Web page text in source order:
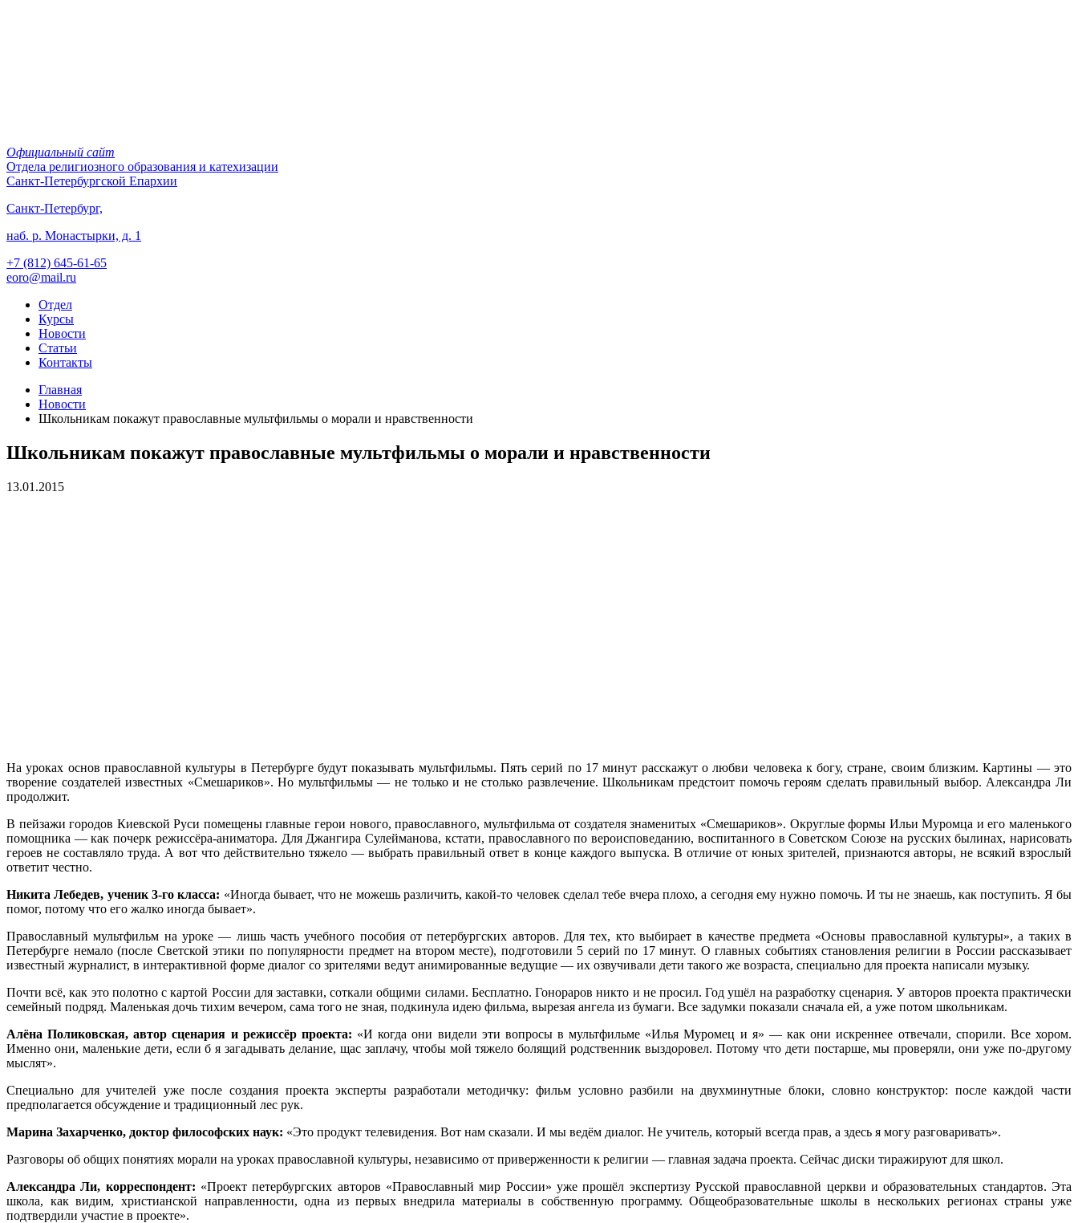
Официальный сайт
Отдела религиозного образования и катехизации
Санкт-Петербургской Епархии
Санкт-Петербург,
наб. р. Монастырки, д. 1
+7 (812) 645-61-65
eoro@mail.ru
Отдел
Курсы
Новости
Статьи
Контакты
Главная
Новости
Школьникам покажут православные мультфильмы о морали и нравственности
Школьникам покажут православные мультфильмы о морали и нравственности
13.01.2015
На уроках основ православной культуры в Петербурге будут показывать мультфильмы. Пять серий по 17 минут расскажут о любви человека к богу, стране, своим близким. Картины — это
творение создателей известных «Смешариков». Но мультфильмы — не только и не столько развлечение. Школьникам предстоит помочь героям сделать правильный выбор. Александра Ли
продолжит.
В пейзажи городов Киевской Руси помещены главные герои нового, православного, мультфильма от создателя знаменитых «Смешариков». Округлые формы Ильи Муромца и его маленького
помощника — как почерк режиссёра-аниматора. Для Джангира Сулейманова, кстати, православного по вероисповеданию, воспитанного в Советском Союзе на русских былинах, нарисовать
героев не составляло труда. А вот что действительно тяжело — выбрать правильный ответ в конце каждого выпуска. В отличие от юных зрителей, признаются авторы, не всякий взрослый
ответит честно.
Никита Лебедев, ученик 3-го класса: «Иногда бывает, что не можешь различить, какой-то человек сделал тебе вчера плохо, а сегодня ему нужно помочь. И ты не знаешь, как поступить. Я бы
помог, потому что его жалко иногда бывает».
Православный мультфильм на уроке — лишь часть учебного пособия от петербургских авторов. Для тех, кто выбирает в качестве предмета «Основы православной культуры», а таких в
Петербурге немало (после Светской этики по популярности предмет на втором месте), подготовили 5 серий по 17 минут. О главных событиях становления религии в России рассказывает
известный журналист, в интерактивной форме диалог со зрителями ведут анимированные ведущие — их озвучивали дети такого же возраста, специально для проекта написали музыку.
Почти всё, как это полотно с картой России для заставки, соткали общими силами. Бесплатно. Гонораров никто и не просил. Год ушёл на разработку сценария. У авторов проекта практически
семейный подряд. Маленькая дочь тихим вечером, сама того не зная, подкинула идею фильма, вырезая ангела из бумаги. Все задумки показали сначала ей, а уже потом школьникам.
Алёна Поликовская, автор сценария и режиссёр проекта: «И когда они видели эти вопросы в мультфильме «Илья Муромец и я» — как они искреннее отвечали, спорили. Все хором.
Именно они, маленькие дети, если б я загадывать делание, щас заплачу, чтобы мой тяжело болящий родственник выздоровел. Потому что дети постарше, мы проверяли, они уже по-другому
мыслят».
Специально для учителей уже после создания проекта эксперты разработали методичку: фильм условно разбили на двухминутные блоки, словно конструктор: после каждой части
предполагается обсуждение и традиционный лес рук.
Марина Захарченко, доктор философских наук: «Это продукт телевидения. Вот нам сказали. И мы ведём диалог. Не учитель, который всегда прав, а здесь я могу разговаривать».
Разговоры об общих понятиях морали на уроках православной культуры, независимо от приверженности к религии — главная задача проекта. Сейчас диски тиражируют для школ.
Александра Ли, корреспондент: «Проект петербургских авторов «Православный мир России» уже прошёл экспертизу Русской православной церкви и образовательных стандартов. Эта
школа, как видим, христианской направленности, одна из первых внедрила материалы в собственную программу. Общеобразовательные школы в нескольких регионах страны уже
подтвердили участие в проекте».